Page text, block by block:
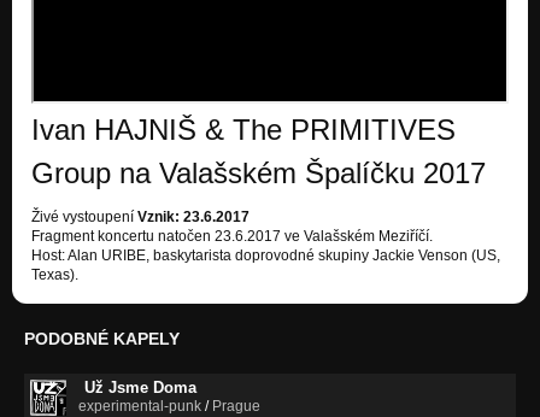
Ivan HAJNIŠ & The PRIMITIVES
Group na Valašském Špalíčku 2017
Živé vystoupení Vznik: 23.6.2017
Fragment koncertu natočen 23.6.2017 ve Valašském Meziříčí.
Host: Alan URIBE, baskytarista doprovodné skupiny Jackie Venson (US,
Texas).
PODOBNÉ KAPELY
Už Jsme Doma
experimental-punk / Prague